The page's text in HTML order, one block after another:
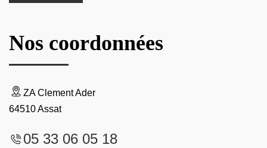
Nos coordonnées
ZA Clement Ader
64510 Assat
05 33 06 05 18